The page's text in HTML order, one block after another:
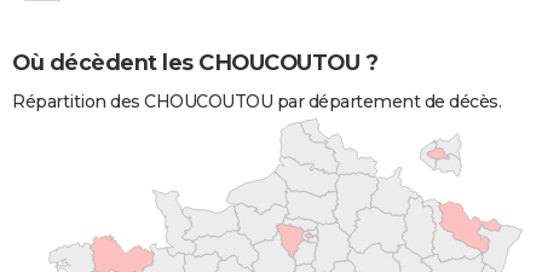
Où décèdent les CHOUCOUTOU ?
Répartition des CHOUCOUTOU par département de décès.